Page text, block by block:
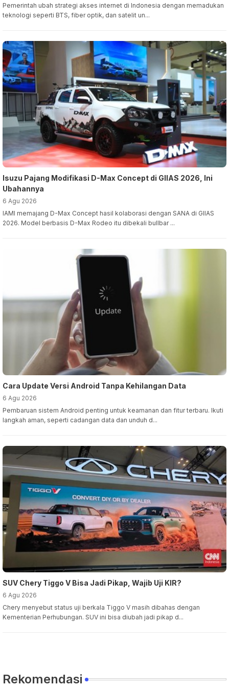
Pemerintah ubah strategi akses internet di Indonesia dengan memadukan
teknologi seperti BTS, fiber optik, dan satelit un...
Isuzu Pajang Modifikasi D-Max Concept di GIIAS 2026, Ini
Ubahannya
6 Agu 2026
IAMI memajang D-Max Concept hasil kolaborasi dengan SANA di GIIAS
2026. Model berbasis D-Max Rodeo itu dibekali bullbar ...
Cara Update Versi Android Tanpa Kehilangan Data
6 Agu 2026
Pembaruan sistem Android penting untuk keamanan dan fitur terbaru. Ikuti
langkah aman, seperti cadangan data dan unduh d...
SUV Chery Tiggo V Bisa Jadi Pikap, Wajib Uji KIR?
6 Agu 2026
Chery menyebut status uji berkala Tiggo V masih dibahas dengan
Kementerian Perhubungan. SUV ini bisa diubah jadi pikap d...
Rekomendasi